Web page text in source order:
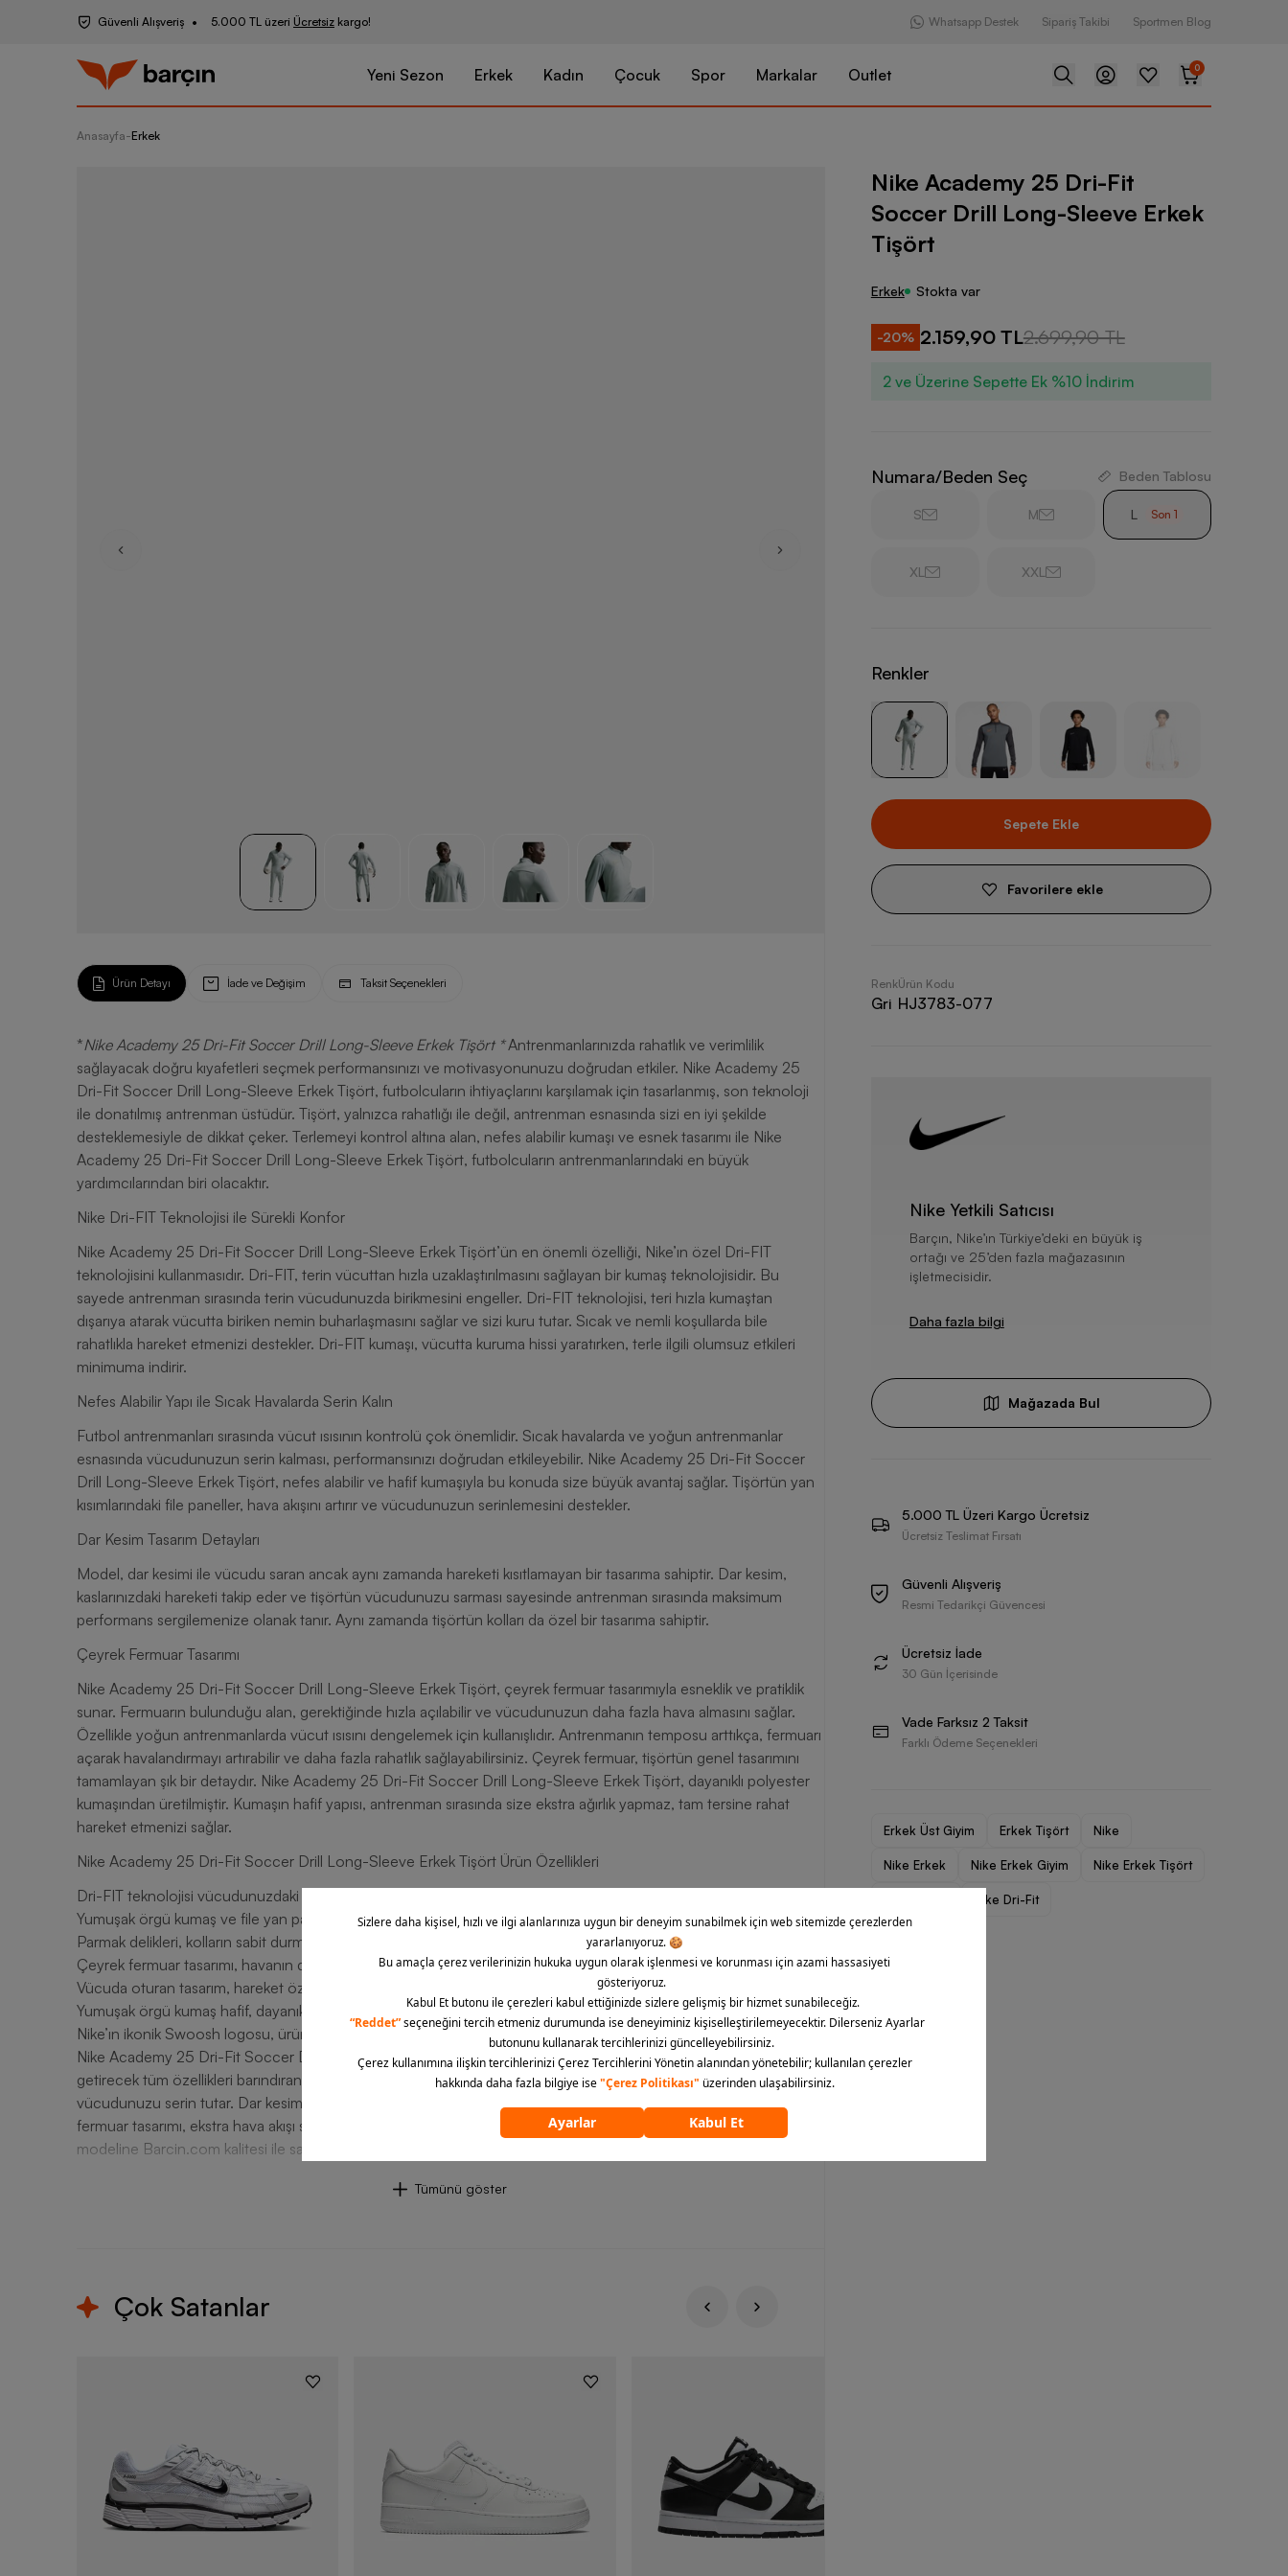
Güvenli Alışveriş 5.000 TL üzeri Ücretsiz kargo! Whatsapp Destek Sipariş Takibi Sportmen Blog
Yeni Sezon Erkek Kadın Çocuk Spor Markalar Outlet 0
Anasayfa-Erkek
Nike Academy 25 Dri-Fit Soccer Drill Long-Sleeve Erkek Tişört
Ürün Detayı İade ve Değişim Taksit Seçenekleri
*Nike Academy 25 Dri-Fit Soccer Drill Long-Sleeve Erkek Tişört *Antrenmanlarınızda rahatlık ve verimlilik
sağlayacak doğru kıyafetleri seçmek performansınızı ve motivasyonunuzu doğrudan etkiler. Nike Academy 25
Dri-Fit Soccer Drill Long-Sleeve Erkek Tişört, futbolcuların ihtiyaçlarını karşılamak için tasarlanmış, son teknoloji
ile donatılmış antrenman üstüdür. Tişört, yalnızca rahatlığı ile değil, antrenman esnasında sizi en iyi şekilde
desteklemesiyle de dikkat çeker. Terlemeyi kontrol altına alan, nefes alabilir kumaşı ve esnek tasarımı ile Nike
Academy 25 Dri-Fit Soccer Drill Long-Sleeve Erkek Tişört, futbolcuların antrenmanlarındaki en büyük
yardımcılarından biri olacaktır.
Nike Dri-FIT Teknolojisi ile Sürekli Konfor
Nike Academy 25 Dri-Fit Soccer Drill Long-Sleeve Erkek Tişört’ün en önemli özelliği, Nike’ın özel Dri-FIT
teknolojisini kullanmasıdır. Dri-FIT, terin vücuttan hızla uzaklaştırılmasını sağlayan bir kumaş teknolojisidir. Bu
sayede antrenman sırasında terin vücudunuzda birikmesini engeller. Dri-FIT teknolojisi, teri hızla kumaştan
dışarıya atarak vücutta biriken nemin buharlaşmasını sağlar ve sizi kuru tutar. Sıcak ve nemli koşullarda bile
rahatlıkla hareket etmenizi destekler. Dri-FIT kumaşı, vücutta kuruma hissi yaratırken, terle ilgili olumsuz etkileri
minimuma indirir.
Nefes Alabilir Yapı ile Sıcak Havalarda Serin Kalın
Futbol antrenmanları sırasında vücut ısısının kontrolü çok önemlidir. Sıcak havalarda ve yoğun antrenmanlar
esnasında vücudunuzun serin kalması, performansınızı doğrudan etkileyebilir. Nike Academy 25 Dri-Fit Soccer
Drill Long-Sleeve Erkek Tişört, nefes alabilir ve hafif kumaşıyla bu konuda size büyük avantaj sağlar. Tişörtün yan
kısımlarındaki file paneller, hava akışını artırır ve vücudunuzun serinlemesini destekler.
Dar Kesim Tasarım Detayları
Model, dar kesimi ile vücudu saran ancak aynı zamanda hareketi kısıtlamayan bir tasarıma sahiptir. Dar kesim,
kaslarınızdaki hareketi takip eder ve tişörtün vücudunuzu sarması sayesinde antrenman sırasında maksimum
performans sergilemenize olanak tanır. Aynı zamanda tişörtün kolları da özel bir tasarıma sahiptir.
Çeyrek Fermuar Tasarımı
Nike Academy 25 Dri-Fit Soccer Drill Long-Sleeve Erkek Tişört, çeyrek fermuar tasarımıyla esneklik ve pratiklik
sunar. Fermuarın bulunduğu alan, gerektiğinde hızla açılabilir ve vücudunuzun daha fazla hava almasını sağlar.
Özellikle yoğun antrenmanlarda vücut ısısını dengelemek için kullanışlıdır. Antrenmanın temposu arttıkça, fermuarı
açarak havalandırmayı artırabilir ve daha fazla rahatlık sağlayabilirsiniz. Çeyrek fermuar, tişörtün genel tasarımını
tamamlayan şık bir detaydır. Nike Academy 25 Dri-Fit Soccer Drill Long-Sleeve Erkek Tişört, dayanıklı polyester
kumaşından üretilmiştir. Kumaşın hafif yapısı, antrenman sırasında size ekstra ağırlık yapmaz, tam tersine rahat
hareket etmenizi sağlar.
Nike Academy 25 Dri-Fit Soccer Drill Long-Sleeve Erkek Tişört Ürün Özellikleri
Dri-FIT teknolojisi vücudunuzdaki teri hızlıca dışarı atar ve kuru kalmanızı sağlar.
Yumuşak örgü kumaş ve file yan paneller, hava akışını artırarak vücudunuzu serin tutar.
Parmak delikleri, kolların sabit durmasını destekler ve hareketlerinizin önündeki engelleri ortadan kaldırır.
Çeyrek fermuar tasarımı, havanın dolaşmasını sağlar ve sıcaklık kontrolü sunar.
Vücuda oturan tasarım, hareket özgürlüğünü kısıtlamadan maksimum performans sağlar.
Yumuşak örgü kumaş hafif, dayanıklı ve konforlu kullanım imkanı sunar.
Nike’ın ikonik Swoosh logosu, ürünün kalitesini simgeler.
Nike Academy 25 Dri-Fit Soccer Drill Long-Sleeve Erkek Tişört, futbolcuların antrenmanlarını daha verimli hale
getirecek tüm özellikleri barındıran üründür. Dri-FIT teknolojisi ile terlemeyi engellerken, nefes alabilir yapısı ile
vücudunuzu serin tutar. Dar kesimi ve parmak delikleri ile hareket özgürlüğü yaratır. Nike erkek giyim ürünü çeyrek
fermuar tasarımı, ekstra hava akışı sağlar ve rahatlık sunar. Nike’ın ikonik Swoosh logosuyla tamamlanan tişört
modeline Barcin.com kalitesi ile sahip olabilirsiniz.
Tümünü göster
Çok Satanlar
Nike Academy 25 Dri-Fit
Soccer Drill Long-Sleeve Erkek
Tişört
Erkek Stokta var
-20% 2.159,90 TL2.699,90 TL
2 ve Üzerine Sepette Ek %10 İndirim
Numara/Beden Seç Beden Tablosu
S M L Son 1
XL XXL
Renkler
Sepete Ekle
Favorilere ekle
Renk
Gri
Ürün Kodu
HJ3783-077
Nike Yetkili Satıcısı
Barçın, Nike’ın Türkiye’deki en büyük iş
ortağı ve 25’den fazla mağazasının
işletmecisidir.
Daha fazla bilgi
Mağazada Bul
5.000 TL Üzeri Kargo Ücretsiz
Ücretsiz Teslimat Fırsatı
Güvenli Alışveriş
Resmi Tedarikçi Güvencesi
Ücretsiz İade
30 Gün İçerisinde
Vade Farksız 2 Taksit
Farklı Ödeme Seçenekleri
Erkek Üst Giyim Erkek Tişört Nike
Nike Erkek Nike Erkek Giyim Nike Erkek Tişört
Nike Dri-Fit